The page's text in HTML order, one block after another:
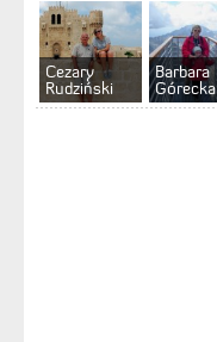
Cezary
Rudziński
Barbara
Górecka